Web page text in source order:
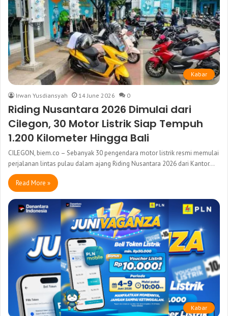
Kabar
Irwan Yusdiansyah 14 June 2026 0
Riding Nusantara 2026 Dimulai dari
Cilegon, 30 Motor Listrik Siap Tempuh
1.200 Kilometer Hingga Bali
CILEGON, biem.co – Sebanyak 30 pengendara motor listrik resmi memulai
perjalanan lintas pulau dalam ajang Riding Nusantara 2026 dari Kantor…
Read More »
Kabar